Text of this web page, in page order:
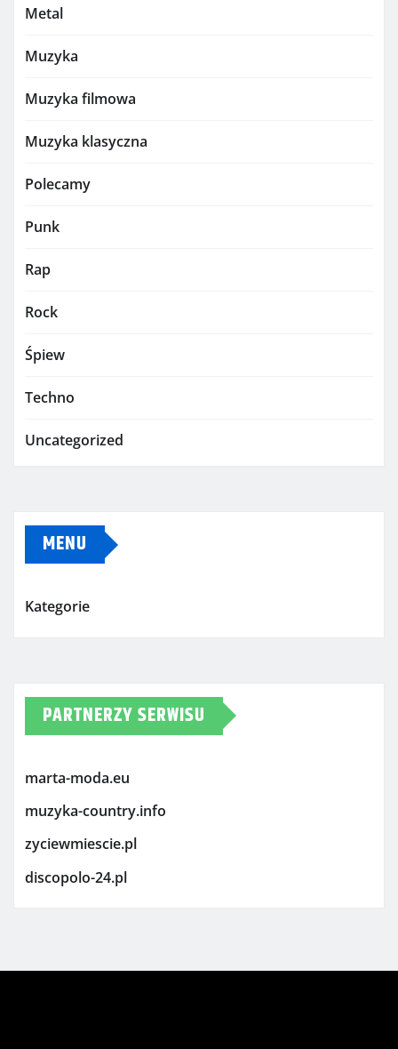
Metal
Muzyka
Muzyka filmowa
Muzyka klasyczna
Polecamy
Punk
Rap
Rock
Śpiew
Techno
Uncategorized
MENU
Kategorie
PARTNERZY SERWISU
marta-moda.eu
muzyka-country.info
zyciewmiescie.pl
discopolo-24.pl